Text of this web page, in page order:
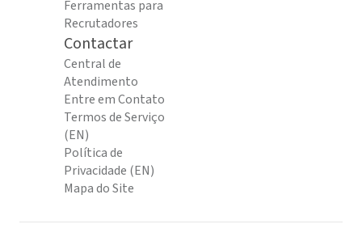
Ferramentas para
Recrutadores
Contactar
Central de
Atendimento
Entre em Contato
Termos de Serviço
(EN)
Política de
Privacidade (EN)
Mapa do Site